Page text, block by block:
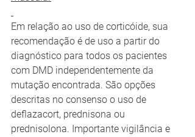
Em relação ao uso de corticóide, sua
recomendação é de uso a partir do
diagnóstico para todos os pacientes
com DMD independentemente da
mutação encontrada. São opções
descritas no consenso o uso de
deflazacort, prednisona ou
prednisolona. Importante vigilância e